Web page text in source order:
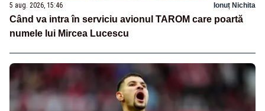
5 aug. 2026, 15:46 Ionuț Nichita
Când va intra în serviciu avionul TAROM care poartă
numele lui Mircea Lucescu